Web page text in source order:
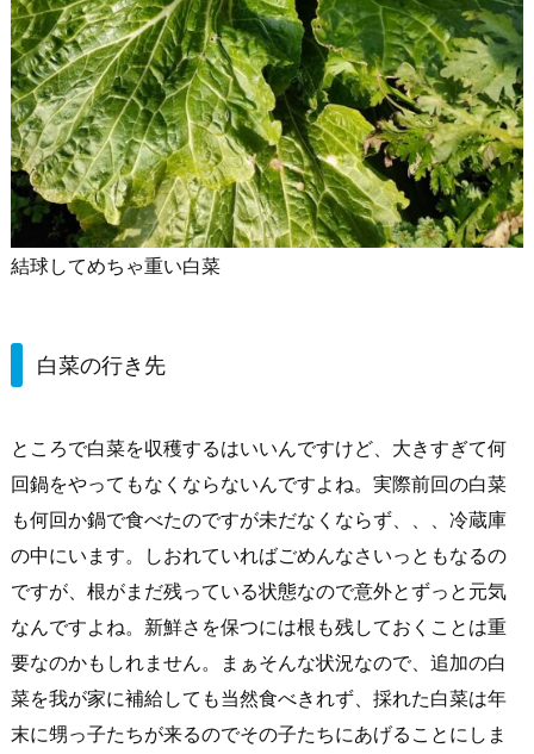
結球してめちゃ重い白菜
白菜の行き先
ところで白菜を収穫するはいいんですけど、大きすぎて何
回鍋をやってもなくならないんですよね。実際前回の白菜
も何回か鍋で食べたのですが未だなくならず、、、冷蔵庫
の中にいます。しおれていればごめんなさいっともなるの
ですが、根がまだ残っている状態なので意外とずっと元気
なんですよね。新鮮さを保つには根も残しておくことは重
要なのかもしれません。まぁそんな状況なので、追加の白
菜を我が家に補給しても当然食べきれず、採れた白菜は年
末に甥っ子たちが来るのでその子たちにあげることにしま